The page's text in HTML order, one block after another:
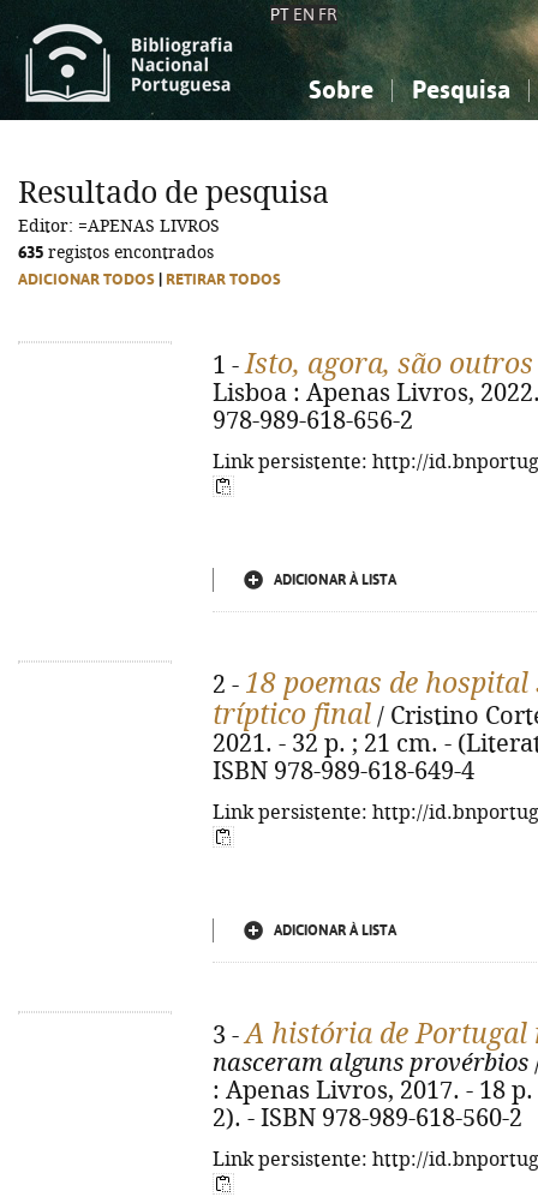
PT EN FR
Sobre Pesquisa
Ciências sociais...
Ciências sociais...
Resultado de pesquisa
Editor: =APENAS LIVROS
635 registos encontrados
ADICIONAR TODOS RETIRAR TODOS
1 -Isto, agora, são
Lisboa : Apenas Livros,
978-989-618-656-2
Link persistente: http://
ADICIONAR À LISTA
2 - 18 poemas de
tríptico final / Cristino
2021. - 32 p. ; 21 cm. -
ISBN 978-989-618-649-4
Link persistente: http://
ADICIONAR À LISTA
3 -A história de Portugal
nasceram alguns provérbios
: Apenas Livros, 2017. - 18
2). - ISBN 978-989-618-560-2
Link persistente: http://